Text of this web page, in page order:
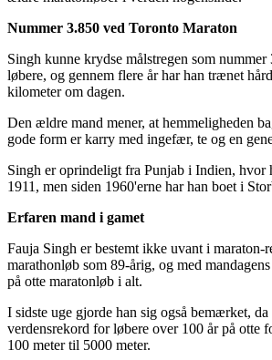
Nummer 3.850 ved Toronto Maraton
Singh kunne krydse målstregen som
løbere, og gennem flere år har han trænet
kilometer om dagen.
Den ældre mand mener, at hemmeligheden
gode form er karry med ingefær, te og en
Singh er oprindeligt fra Punjab i Indien, hvor
1911, men siden 1960'erne har han boet i
Erfaren mand i gamet
Fauja Singh er bestemt ikke uvant i maraton-
marathonløb som 89-årig, og med
på otte maratonløb i alt.
I sidste uge gjorde han sig også bemærket, da
verdensrekord for løbere over 100 år på otte
100 meter til 5000 meter.